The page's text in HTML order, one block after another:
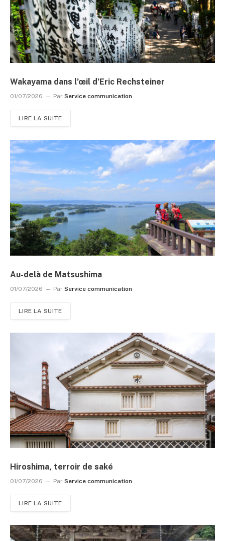
Wakayama dans l’œil d’Eric Rechsteiner
01/07/2026 Par Service communication
LIRE LA SUITE
Au-delà de Matsushima
01/07/2026 Par Service communication
LIRE LA SUITE
Hiroshima, terroir de saké
01/07/2026 Par Service communication
LIRE LA SUITE